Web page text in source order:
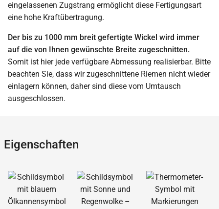
eingelassenen Zugstrang ermöglicht diese Fertigungsart
eine hohe Kraftübertragung.
Der bis zu 1000 mm breit gefertigte Wickel wird immer
auf die von Ihnen gewünschte Breite zugeschnitten.
Somit ist hier jede verfügbare Abmessung realisierbar. Bitte
beachten Sie, dass wir zugeschnittene Riemen nicht wieder
einlagern können, daher sind diese vom Umtausch
ausgeschlossen.
Eigenschaften